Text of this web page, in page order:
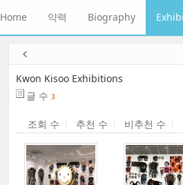
Home 약력 Biography
Kwon Kisoo Exhibitions
글 수 3
조회 수 추천 수 비추천 수